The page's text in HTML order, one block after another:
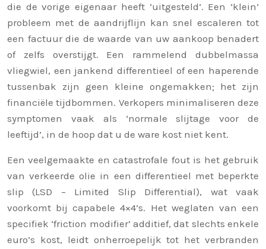
die de vorige eigenaar heeft ‘uitgesteld’. Een ‘klein’
probleem met de aandrijflijn kan snel escaleren tot
een factuur die de waarde van uw aankoop benadert
of zelfs overstijgt. Een rammelend dubbelmassa
vliegwiel, een jankend differentieel of een haperende
tussenbak zijn geen kleine ongemakken; het zijn
financiële tijdbommen. Verkopers minimaliseren deze
symptomen vaak als ‘normale slijtage voor de
leeftijd’, in de hoop dat u de ware kost niet kent.
Een veelgemaakte en catastrofale fout is het gebruik
van verkeerde olie in een differentieel met beperkte
slip (LSD – Limited Slip Differential), wat vaak
voorkomt bij capabele 4×4’s. Het weglaten van een
specifiek ‘friction modifier’ additief, dat slechts enkele
euro’s kost, leidt onherroepelijk tot het verbranden